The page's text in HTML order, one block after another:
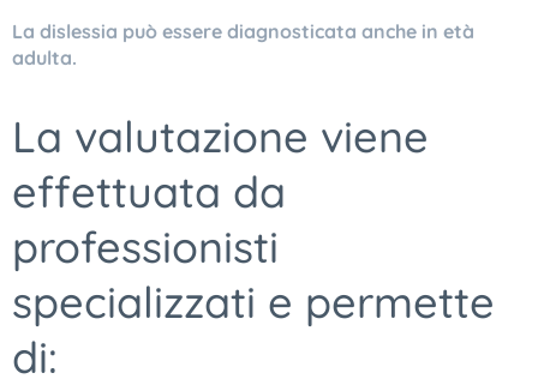
La dislessia può essere diagnosticata anche in età
adulta.
La valutazione viene
effettuata da
professionisti
specializzati e permette
di: